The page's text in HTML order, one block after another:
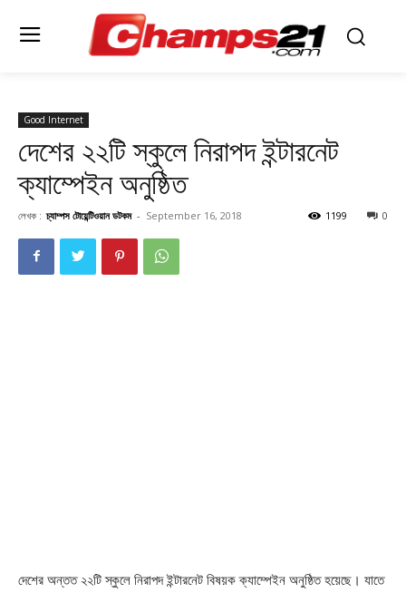
Good Internet
দেশের ২২টি স্কুলে নিরাপদ ইন্টারনেট
ক্যাম্পেইন অনুষ্ঠিত
লেখক : চ্যাম্পস টোয়েন্টিওয়ান ডটকম - September 16, 2018 0
1199
দেশের অন্তত ২২টি স্কুলে নিরাপদ ইন্টারনেট বিষয়ক ক্যাম্পেইন অনুষ্ঠিত হয়েছে। যাতে